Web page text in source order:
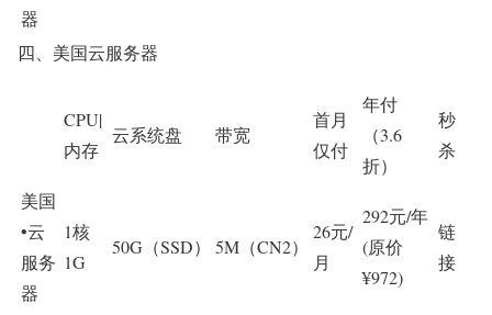
器
四、美国云服务器
CPU|
内存
云系统盘 带宽
首月
仅付
年付
（3.6
折）
秒
杀
美国
•云
服务
器
1核
1G
50G（SSD） 5M（CN2）
26元/
月
292元/年
(原价
¥972)
链
接